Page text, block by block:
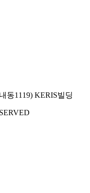
동1119) KERIS빌딩